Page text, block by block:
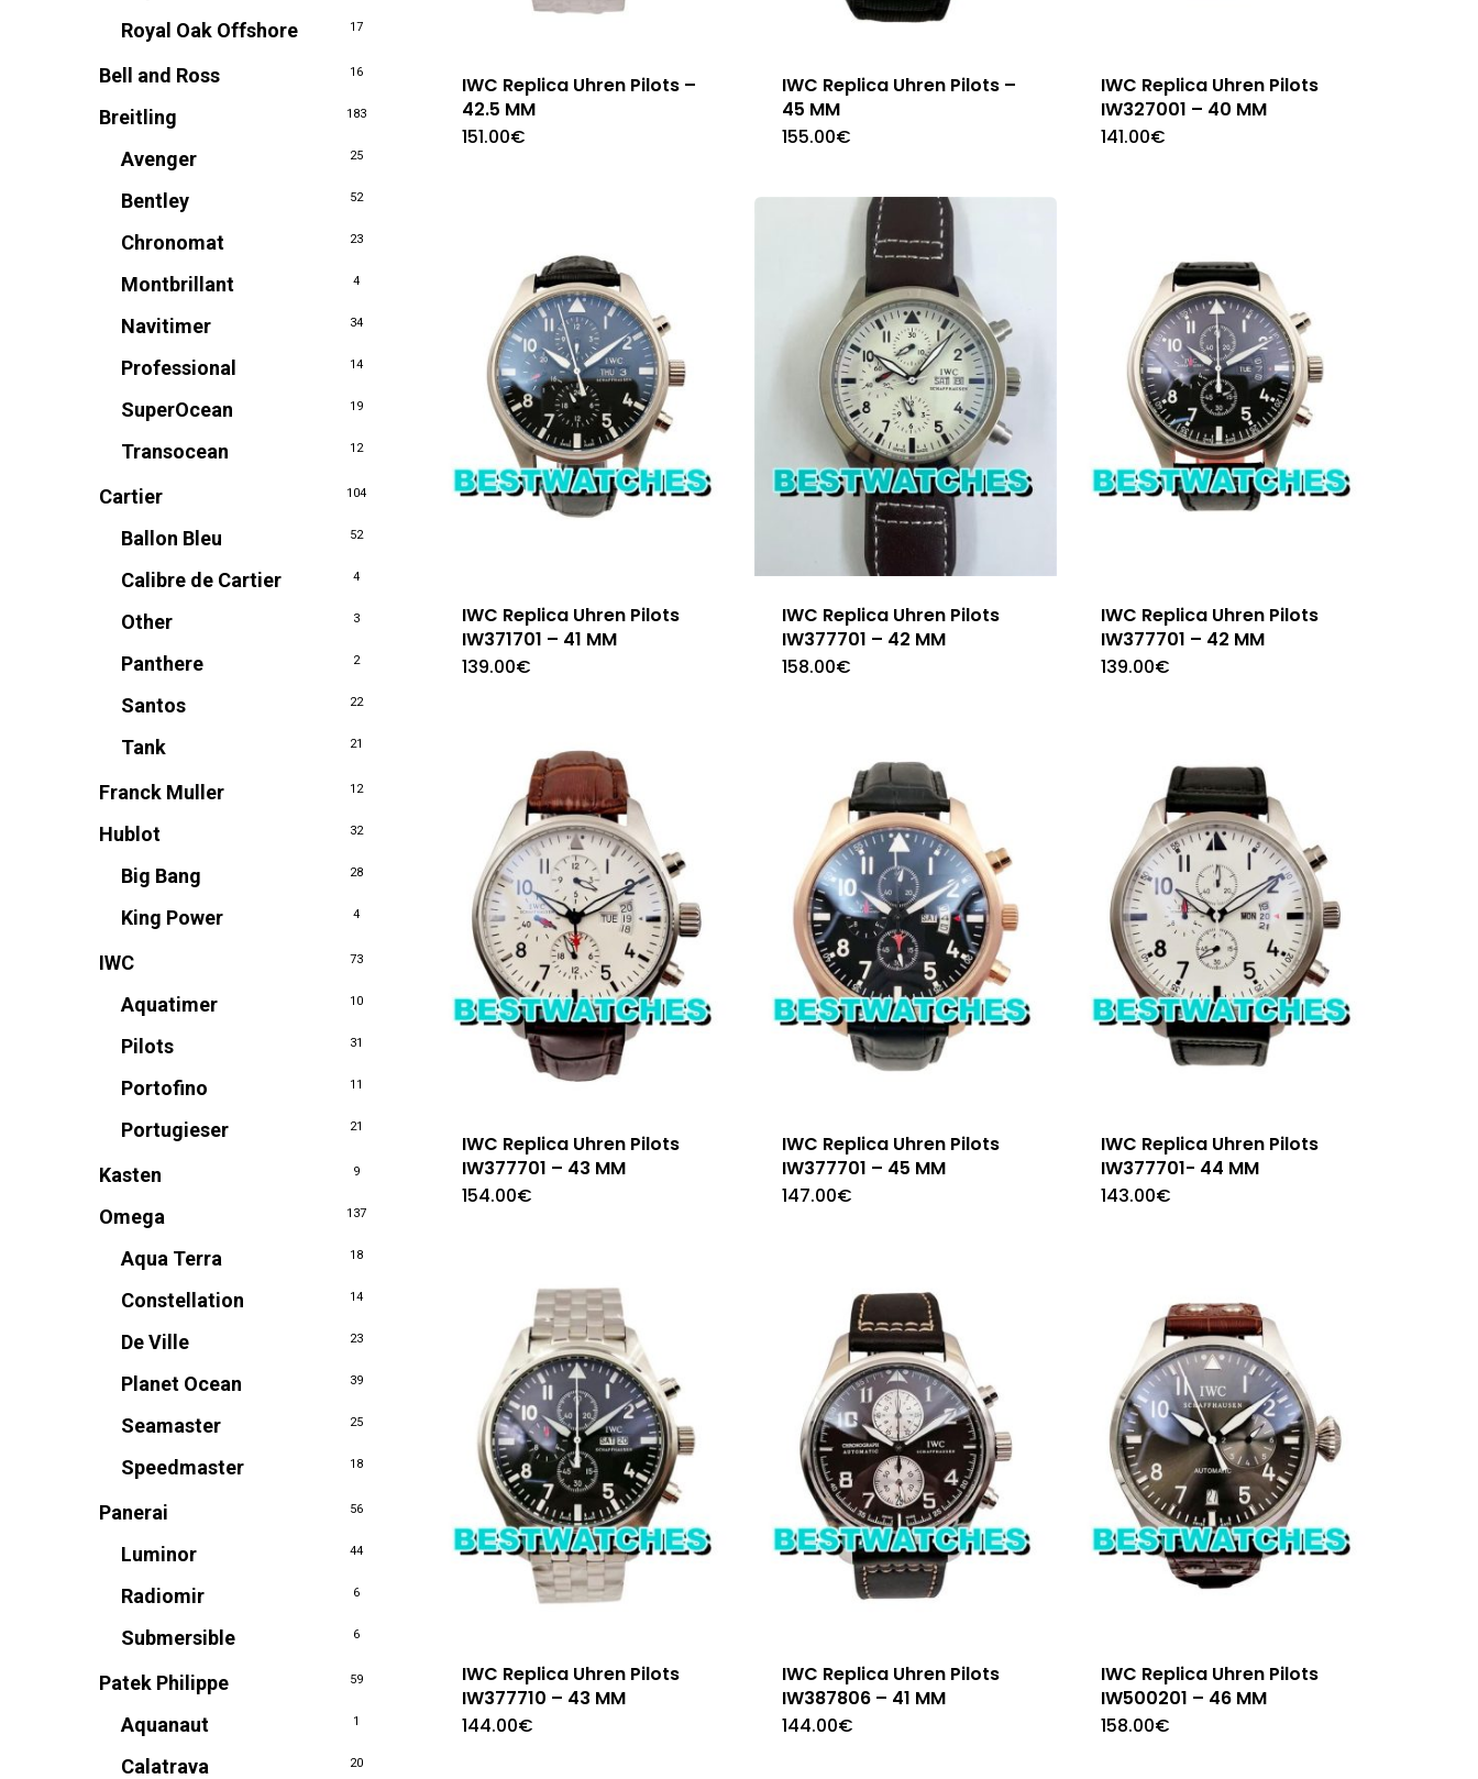
Royal Oak Offshore 17
Bell and Ross 16
Breitling 183
Avenger 25
Bentley 52
Chronomat 23
Montbrillant 4
Navitimer 34
Professional 14
SuperOcean 19
Transocean 12
Cartier 104
Ballon Bleu 52
Calibre de Cartier 4
Other 3
Panthere 2
Santos 22
Tank 21
Franck Muller 12
Hublot 32
Big Bang 28
King Power 4
IWC 73
Aquatimer 10
Pilots 31
Portofino 11
Portugieser 21
Kasten 9
Omega 137
Aqua Terra 18
Constellation 14
De Ville 23
Planet Ocean 39
Seamaster 25
Speedmaster 18
Panerai 56
Luminor 44
Radiomir 6
Submersible 6
Patek Philippe 59
Aquanaut 1
Calatrava 20
IWC Replica Uhren Pilots –
42.5 MM
151.00€
IWC Replica Uhren Pilots –
45 MM
155.00€
IWC Replica Uhren Pilots
IW327001 – 40 MM
141.00€
IWC Replica Uhren Pilots
IW371701 – 41 MM
139.00€
IWC Replica Uhren Pilots
IW377701 – 42 MM
158.00€
IWC Replica Uhren Pilots
IW377701 – 42 MM
139.00€
IWC Replica Uhren Pilots
IW377701 – 43 MM
154.00€
IWC Replica Uhren Pilots
IW377701 – 45 MM
147.00€
IWC Replica Uhren Pilots
IW377701- 44 MM
143.00€
IWC Replica Uhren Pilots
IW377710 – 43 MM
144.00€
IWC Replica Uhren Pilots
IW387806 – 41 MM
144.00€
IWC Replica Uhren Pilots
IW500201 – 46 MM
158.00€